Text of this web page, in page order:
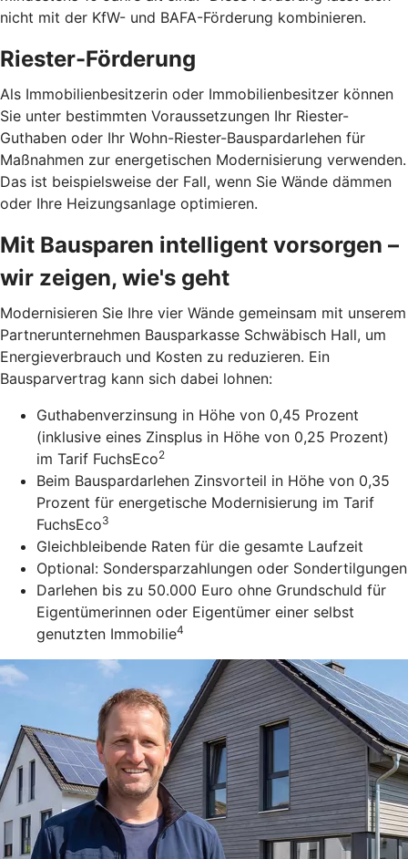
nicht mit der KfW- und BAFA-Förderung kombinieren.
Riester-Förderung
Als Immobilienbesitzerin oder Immobilienbesitzer können
Sie unter bestimmten Voraussetzungen Ihr Riester-
Guthaben oder Ihr Wohn-Riester-Bau­spardarlehen für
Maßnahmen zur energetischen Modernisierung verwenden.
Das ist beispielsweise der Fall, wenn Sie Wände dämmen
oder Ihre Heizungsanlage optimieren.
Mit Bausparen intelligent vorsorgen –
wir zeigen, wie's geht
Modernisieren Sie Ihre vier Wände gemeinsam mit unserem
Partnerunternehmen Bausparkasse Schwäbisch Hall, um
Energieverbrauch und Kosten zu reduzieren. Ein
Bausparvertrag kann sich dabei lohnen:
Guthabenverzinsung in Höhe von 0,45 Prozent
(inklusive eines Zinsplus in Höhe von 0,25 Prozent)
im Tarif FuchsEco2
Beim Bauspardarlehen Zinsvorteil in Höhe von 0,35
Prozent für energetische Modernisierung im Tarif
FuchsEco3
Gleichbleibende Raten für die gesamte Laufzeit
Optional: Sondersparzahlungen oder Sondertilgungen
Darlehen bis zu 50.000 Euro ohne Grundschuld für
Eigentümerinnen oder Eigentümer einer selbst
genutzten Immobilie4